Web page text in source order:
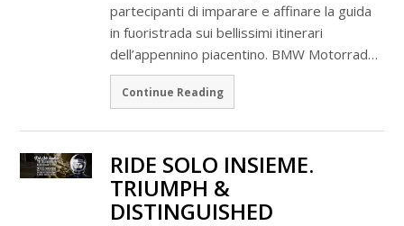
partecipanti di imparare e affinare la guida
in fuoristrada sui bellissimi itinerari
dell’appennino piacentino. BMW Motorrad…
Continue Reading
RIDE SOLO INSIEME.
TRIUMPH &
DISTINGUISHED